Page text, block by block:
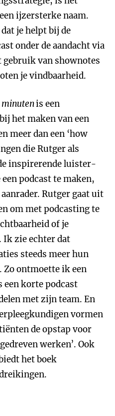
ijzersterke naam.
dat je helpt bij de
onder de aandacht via
gebruik van shownotes
je vindbaarheid.
minutenis een
het maken van een
meer dan een ‘how
die Rutger als
inspirerende luister-
podcast te maken,
Rutger gaat uit
om met podcasting te
of je
zie echter dat
steeds meer hun
Zo ontmoette ik een
korte podcast
met zijn team. En
vormen
de opstap voor
werken’. Ook
het boek